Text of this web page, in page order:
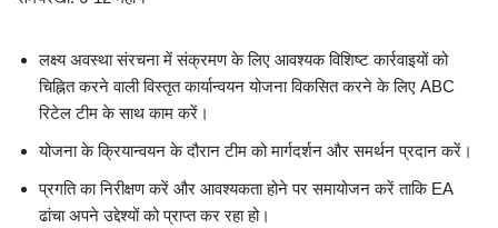
लक्ष्य अवस्था संरचना में संक्रमण के लिए आवश्यक विशिष्ट कार्रवाइयों को
चिह्नित करने वाली विस्तृत कार्यान्वयन योजना विकसित करने के लिए ABC
रिटेल टीम के साथ काम करें।
योजना के क्रियान्वयन के दौरान टीम को मार्गदर्शन और समर्थन प्रदान करें।
प्रगति का निरीक्षण करें और आवश्यकता होने पर समायोजन करें ताकि EA
ढांचा अपने उद्देश्यों को प्राप्त कर रहा हो।